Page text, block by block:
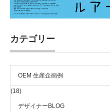
カテゴリー
OEM 生産企画例
(18)
デザイナーBLOG